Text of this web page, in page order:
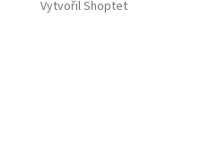
Vytvořil Shoptet